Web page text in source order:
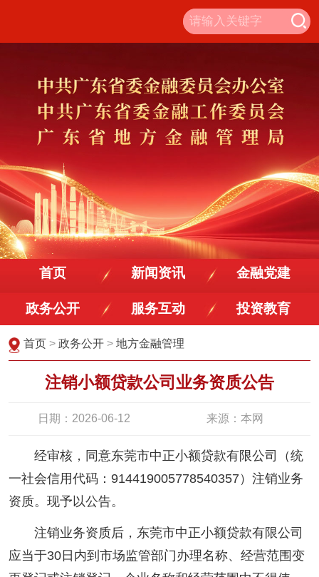
首页 新闻资讯 金融党建
政务公开 服务互动 投资教育
首页 >政务公开 >地方金融管理
注销小额贷款公司业务资质公告
日期：2026-06-12 来源：本网
经审核，同意东莞市中正小额贷款有限公司（统
一社会信用代码：914419005778540357）注销业务
资质。现予以公告。
注销业务资质后，东莞市中正小额贷款有限公司
应当于30日内到市场监管部门办理名称、经营范围变